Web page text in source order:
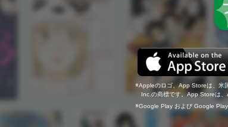
Appleのロゴ、App Storeは、米
Inc.の商標です。App Storeは
Google Play および Google